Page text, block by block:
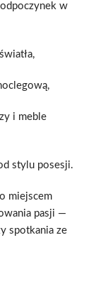
w
i meble
stylu posesji.
miejscem
pasji —
spotkania ze